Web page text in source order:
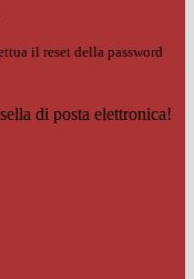
il reset della password
di posta elettronica!